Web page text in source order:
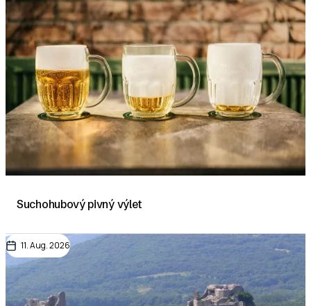
Suchohubový pivný výlet
11. Aug. 2026